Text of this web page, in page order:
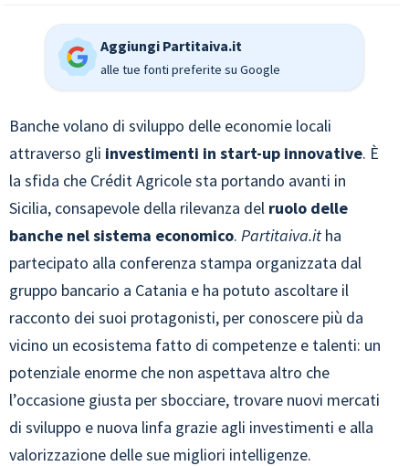
Aggiungi Partitaiva.it
alle tue fonti preferite su Google
Banche volano di sviluppo delle economie locali
attraverso gli investimenti in start-up innovative. È
la sfida che Crédit Agricole sta portando avanti in
Sicilia, consapevole della rilevanza del ruolo delle
banche nel sistema economico. Partitaiva.it ha
partecipato alla conferenza stampa organizzata dal
gruppo bancario a Catania e ha potuto ascoltare il
racconto dei suoi protagonisti, per conoscere più da
vicino un ecosistema fatto di competenze e talenti: un
potenziale enorme che non aspettava altro che
l’occasione giusta per sbocciare, trovare nuovi mercati
di sviluppo e nuova linfa grazie agli investimenti e alla
valorizzazione delle sue migliori intelligenze.